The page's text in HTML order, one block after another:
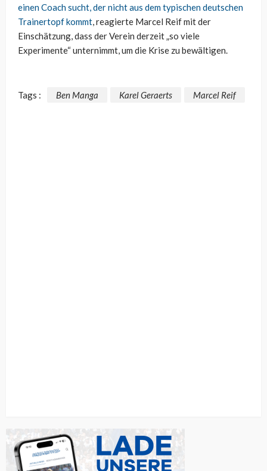
einen Coach sucht, der nicht aus dem typischen deutschen
Trainertopf kommt, reagierte Marcel Reif mit der
Einschätzung, dass der Verein derzeit „so viele
Experimente“ unternimmt, um die Krise zu bewältigen.
Tags : Ben Manga Karel Geraerts Marcel Reif